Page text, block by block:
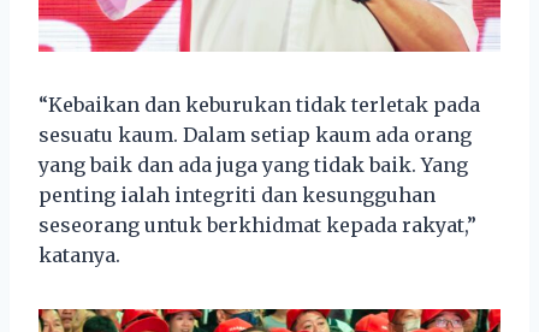
“Kebaikan dan keburukan tidak terletak pada
sesuatu kaum. Dalam setiap kaum ada orang
yang baik dan ada juga yang tidak baik. Yang
penting ialah integriti dan kesungguhan
seseorang untuk berkhidmat kepada rakyat,”
katanya.